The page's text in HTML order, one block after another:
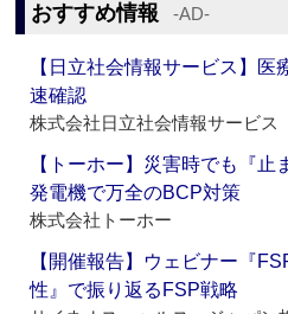
おすすめ情報 ‐AD‐
【日立社会情報サービス】
速確認
株式会社日立社会情報サービス
【トーホー】災害時でも『
発電機で万全のBCP対策
株式会社トーホー
【開催報告】ウェビナー『
性』で振り返るFSP戦略